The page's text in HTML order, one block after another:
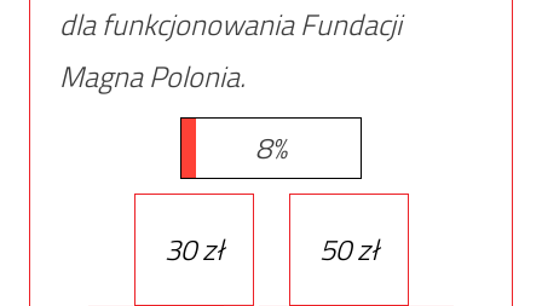
dla funkcjonowania Fundacji
Magna Polonia.
8%
30 zł 50 zł